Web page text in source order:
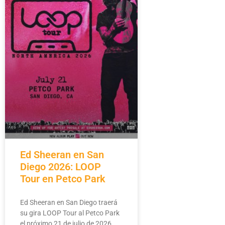
Ed Sheeran en San
Diego 2026: LOOP
Tour en Petco Park
Ed Sheeran en San Diego traerá
su gira LOOP Tour al Petco Park